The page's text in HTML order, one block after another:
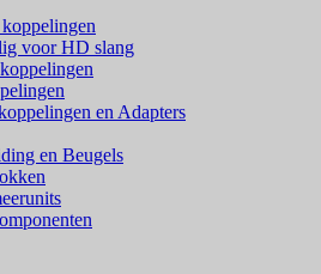
voor HD slang
en Adapters
en Beugels